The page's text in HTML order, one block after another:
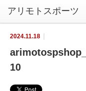
2024.11.18
10